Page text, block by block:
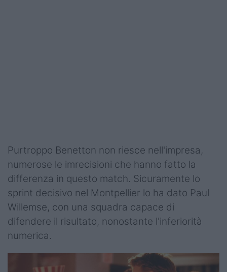
Purtroppo Benetton non riesce nell'impresa,
numerose le imrecisioni che hanno fatto la
differenza in questo match. Sicuramente lo
sprint decisivo nel Montpellier lo ha dato Paul
Willemse, con una squadra capace di
difendere il risultato, nonostante l'inferiorità
numerica.